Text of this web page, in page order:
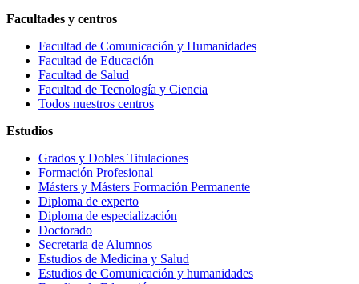
Facultades y centros
Facultad de Comunicación y Humanidades
Facultad de Educación
Facultad de Salud
Facultad de Tecnología y Ciencia
Todos nuestros centros
Estudios
Grados y Dobles Titulaciones
Formación Profesional
Másters y Másters Formación Permanente
Diploma de experto
Diploma de especialización
Doctorado
Secretaria de Alumnos
Estudios de Medicina y Salud
Estudios de Comunicación y humanidades